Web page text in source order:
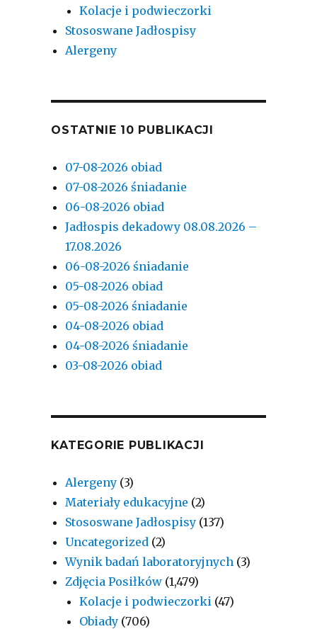
Kolacje i podwieczorki
Stososwane Jadłospisy
Alergeny
OSTATNIE 10 PUBLIKACJI
07-08-2026 obiad
07-08-2026 śniadanie
06-08-2026 obiad
Jadłospis dekadowy 08.08.2026 –
17.08.2026
06-08-2026 śniadanie
05-08-2026 obiad
05-08-2026 śniadanie
04-08-2026 obiad
04-08-2026 śniadanie
03-08-2026 obiad
KATEGORIE PUBLIKACJI
Alergeny (3)
Materiały edukacyjne (2)
Stososwane Jadłospisy (137)
Uncategorized (2)
Wynik badań laboratoryjnych (3)
Zdjęcia Posiłków (1,479)
Kolacje i podwieczorki (47)
Obiady (706)